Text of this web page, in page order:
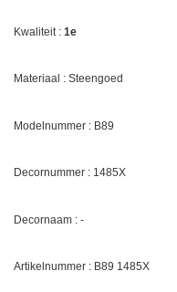
Kwaliteit : 1e
Materiaal : Steengoed
Modelnummer : B89
Decornummer : 1485X
Decornaam : -
Artikelnummer : B89 1485X